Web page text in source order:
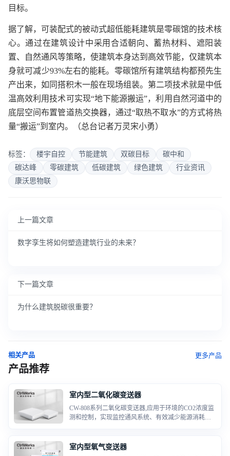
目标。
据了解，可装配式的被动式超低能耗建筑是零碳馆的技术核
心。通过在建筑设计中采用合适朝向、蓄热材料、遮阳装
置、自然通风等策略，使建筑本身达到高效节能，仅建筑本
身就可减少93%左右的能耗。零碳馆所有建筑结构都预先生
产出来，如同搭积木一般在现场组装。第二项技术就是中低
温高效利用技术可实现“地下能源搬运”，利用自然河道中的
底层空间布置管道热交换器，通过“取热不取水”的方式将热
量“搬运”到室内。（总台记者万灵宋小勇）
标签： 楼宇自控 节能建筑 双碳目标
碳中和
碳达峰
零碳建筑 低碳建筑 绿色建筑
行业资讯
康沃思物联
上一篇文章
数字孪生将如何塑造建筑行业的未来？
下一篇文章
为什么建筑脱碳很重要？
相关产品
产品推荐
更多产品
室内型二氧化碳变送器
CW-808系列二氧化碳变送器,应用于环境的CO2浓度监
测和控制，实现监控通风系统、有效减少能源消耗，
对通风系统进行启停控制，或根据CO2浓度进行自动
室内型氧气变送器